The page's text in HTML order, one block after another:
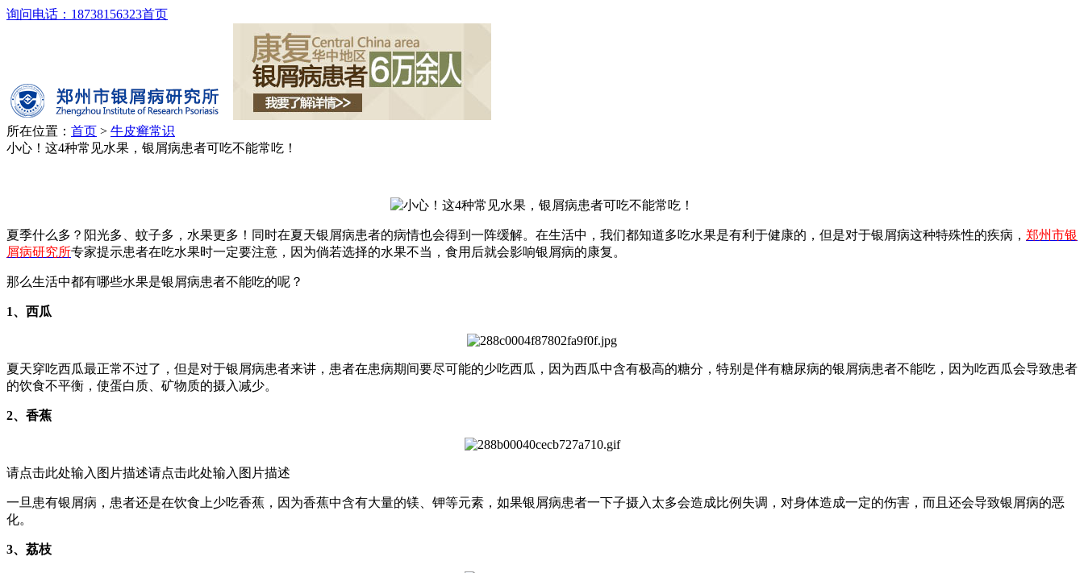
首页
询问电话：18738156323
所在位置： 首页 > 牛皮癣常识
小心！这4种常见水果，银屑病患者可吃不能常吃！
夏季什么多？阳光多、蚊子多，水果更多！同时在夏天银屑病患者的病情也会得到一阵缓解。在生活中，我们都知道多吃水果是有利于健康的，但是对于银屑病这种特殊性的疾病， 郑州市银
屑病研究所专家提示患者在吃水果时一定要注意，因为倘若选择的水果不当，食用后就会影响银屑病的康复。
那么生活中都有哪些水果是银屑病患者不能吃的呢？
1、西瓜
夏天穿吃西瓜最正常不过了，但是对于银屑病患者来讲，患者在患病期间要尽可能的少吃西瓜，因为西瓜中含有极高的糖分，特别是伴有糖尿病的银屑病患者不能吃，因为吃西瓜会导致患者
的饮食不平衡，使蛋白质、矿物质的摄入减少。
2、香蕉
请点击此处输入图片描述请点击此处输入图片描述
一旦患有银屑病，患者还是在饮食上少吃香蕉，因为香蕉中含有大量的镁、钾等元素，如果银屑病患者一下子摄入太多会造成比例失调，对身体造成一定的伤害，而且还会导致银屑病的恶
化。
3、荔枝